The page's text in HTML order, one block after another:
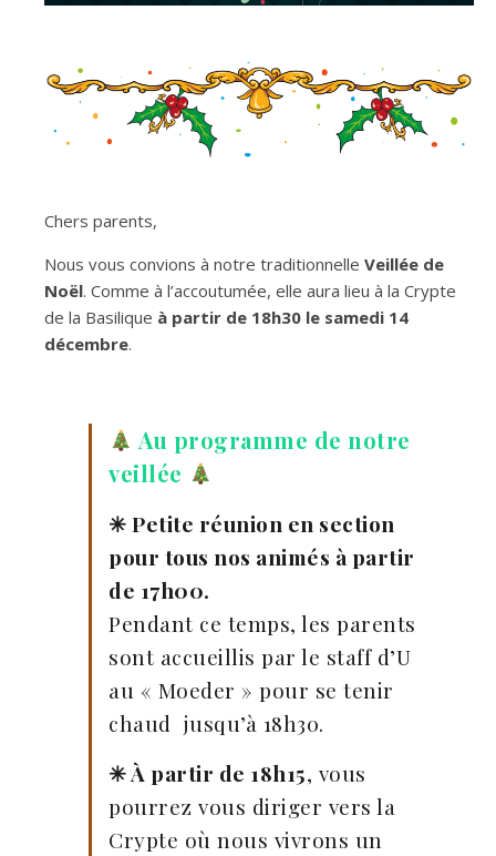
Chers parents,
Nous vous convions à notre traditionnelle Veillée de
Noël. Comme à l’accoutumée, elle aura lieu à la Crypte
de la Basilique à partir de 18h30 le samedi 14
décembre.
Au programme de notre
veillée
✳︎ Petite réunion en section
pour tous nos animés à partir
de 17h00.
Pendant ce temps, les parents
sont accueillis par le staff d’U
au « Moeder » pour se tenir
chaud jusqu’à 18h30.
✳︎ À partir de 18h15, vous
pourrez vous diriger vers la
Crypte où nous vivrons un